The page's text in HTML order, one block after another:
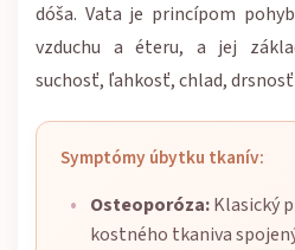
dóša. Vata je princípom
vzduchu a éteru, a jej
suchosť, ľahkosť, chlad,
Symptómy úbytku tkanív:
Osteoporóza:Klasický
kostného tkaniva